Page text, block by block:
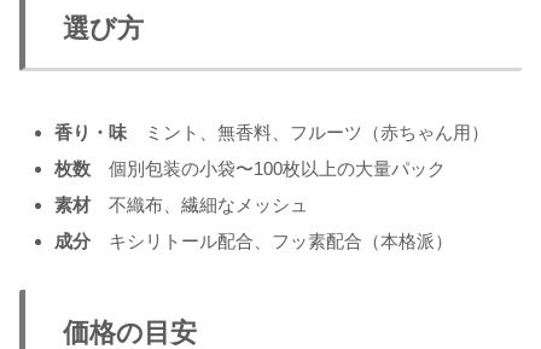
選び方
香り・味 ミント、無香料、フルーツ（赤ちゃん用）
枚数 個別包装の小袋〜100枚以上の大量パック
素材 不織布、繊細なメッシュ
成分 キシリトール配合、フッ素配合（本格派）
価格の目安